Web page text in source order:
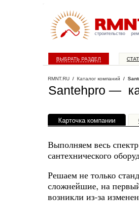
строительство
ВЫБРАТЬ РАЗДЕЛ
RMNT.RU / Каталог компаний /
Santehpro —
Карточка компании
Выполняем весь
сантехнического
Решаем не только
сложнейшие, на
возникли из-за